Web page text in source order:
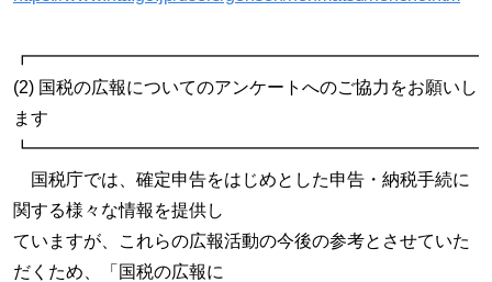
(2) 国税の広報についてのアンケートへのご協力をお願いし
ます
国税庁では、確定申告をはじめとした申告・納税手続に
関する様々な情報を提供し
ていますが、これらの広報活動の今後の参考とさせていた
だくため、「国税の広報に